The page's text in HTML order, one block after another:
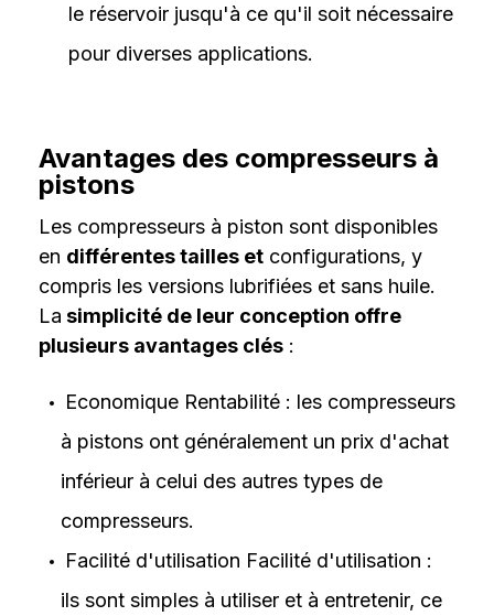
le réservoir jusqu'à ce qu'il soit nécessaire
pour diverses applications.
Avantages des compresseurs à
pistons
Les compresseurs à piston sont disponibles
en différentes tailles etconfigurations, y
compris les versions lubrifiées et sans huile.
La simplicité de leur conception offre
plusieurs avantages clés:
Economique Rentabilité : les compresseurs
à pistons ont généralement un prix d'achat
inférieur à celui des autres types de
compresseurs.
Facilité d'utilisation Facilité d'utilisation :
ils sont simples à utiliser et à entretenir, ce